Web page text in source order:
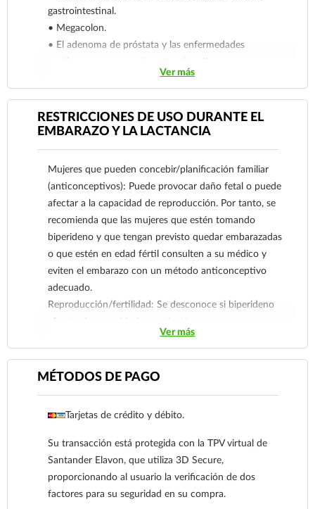
gastrointestinal.
• Megacolon.
• El adenoma de próstata y las enfermedades
cardiacas que se asocian a taquicardia grave
constituyen contraindicaciones relativas para el uso de
Reporte las sospechas de reacción adversa al correo:
farmacovigilancia@cofepris.gob.mx
Ver más
RESTRICCIONES DE USO DURANTE EL
EMBARAZO Y LA LACTANCIA
Mujeres que pueden concebir/planificación familiar
(anticonceptivos): Puede provocar daño fetal o puede
afectar a la capacidad de reproducción. Por tanto, se
recomienda que las mujeres que estén tomando
biperideno y que tengan previsto quedar embarazadas
o que estén en edad fértil consulten a su médico y
eviten el embarazo con un método anticonceptivo
adecuado.
Reproducción/fertilidad: Se desconoce si biperideno
afecta a la capacidad reproductiva o no.
Embarazo: Aunque no existen pruebas de aumento del
la limitada experiencia, se recomienda una cautela
Todavía se desconoce el posible riesgo para los
humanos. Deberá sopesarse cuidadosamente la
relación riesgo/beneficio a la hora de decidir si
administrar biperideno a una paciente embarazada. En
caso contrario, no se utilizará en mujeres embarazadas.
Ver más
MÉTODOS DE PAGO
Tarjetas de crédito y débito.
Su transacción está protegida con la TPV virtual de
Santander Elavon, que utiliza 3D Secure,
proporcionando al usuario la verificación de dos
factores para su seguridad en su compra.